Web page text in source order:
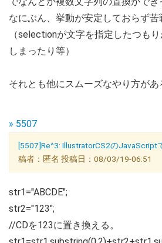
なにぶん、挙動が安定しておらず苦
（selectionが文字を指定したつも
しまったり等）
それとも他にスムーズなやり方があ
» 5507
[5507]Re^3: IllustratorCS2の
稿者：匿名 投稿日：08/03/19-06:51
str1="ABCDE";
str2="123";
//CDを123に置き換える。